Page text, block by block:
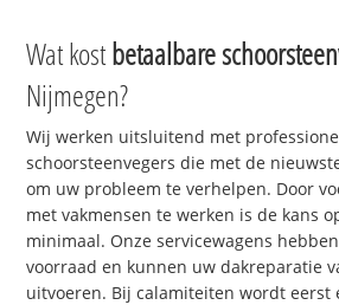
Wat kostbetaalbare
Nijmegen?
Wij werken uitsluitend met
schoorsteenvegers die met de
om uw probleem te verhelpen. Door
met vakmensen te werken is de kans
minimaal. Onze servicewagens
voorraad en kunnen uw dakreparatie
uitvoeren. Bij calamiteiten wordt eerst